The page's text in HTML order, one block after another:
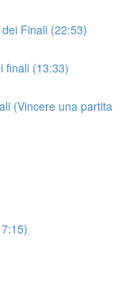
Finali (22:53)
finali (13:33)
(Vincere una partita